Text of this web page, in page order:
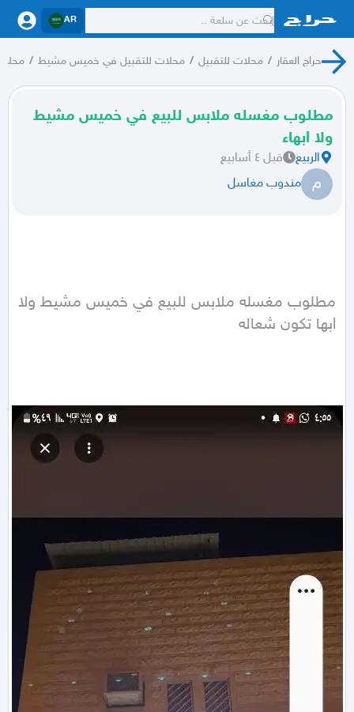
AR
حراج العقار / محلات للتقبيل / محلات للتقبيل في خميس مشيط /
مطلوب مغسله ملابس للبيع في خميس مشيط
ولا ابهاء
الربيع قبل ٤ أسابيع
م مندوب مغاسل
ابها تكون شعاله